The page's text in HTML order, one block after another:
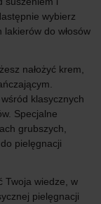
wybierz
do włosów
nałożyć krem,
klasycznych
Specjalne
grubszych,
pielęgnacji
Twoja wiedze, w
pielęgnacji